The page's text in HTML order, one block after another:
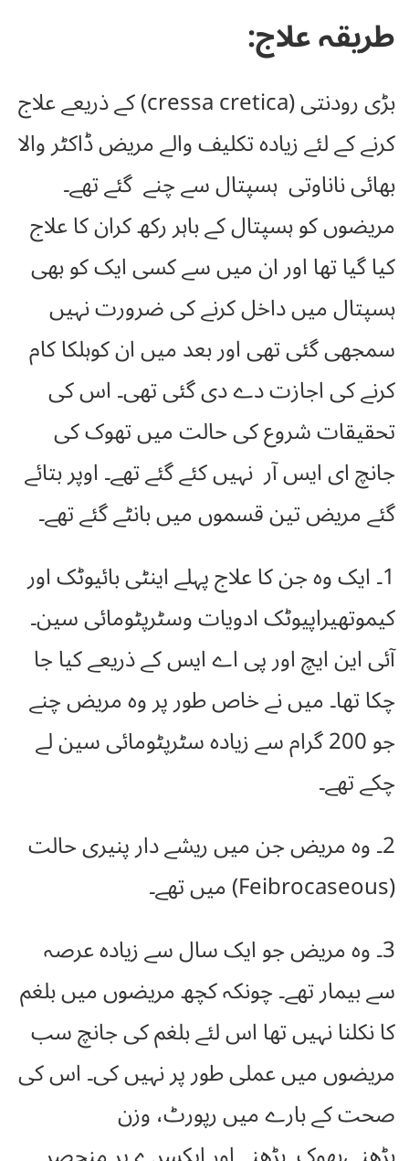
طریقہ علاج:
بڑی رودنتی (cressa cretica) کے ذریعے علاج
کرنے کے لئے زیادہ تکلیف والے مریض ڈاکٹر والا
بھائی ناناوتی ہسپتال سے چنے گئے تھے۔
مریضوں کو ہسپتال کے باہر رکھ کران کا علاج
کیا گیا تھا اور ان میں سے کسی ایک کو بھی
ہسپتال میں داخل کرنے کی ضرورت نہیں
سمجھی گئی تھی اور بعد میں ان کوہلکا کام
کرنے کی اجازت دے دی گئی تھی۔ اس کی
تحقیقات شروع کی حالت میں تھوک کی
جانچ ای ایس آر نہیں کئے گئے تھے۔ اوپر بتائے
گئے مریض تین قسموں میں بانٹے گئے تھے۔
1۔ ایک وہ جن کا علاج پہلے اینٹی بائیوٹک اور
کیموتھیراپیوٹک ادویات وسٹرپٹومائی سین۔
آئی این ایچ اور پی اے ایس کے ذریعے کیا جا
چکا تھا۔ میں نے خاص طور پر وہ مریض چنے
جو 200 گرام سے زیادہ سٹرپٹومائی سین لے
چکے تھے۔
2۔ وہ مریض جن میں ریشے دار پنیری حالت
(Feibrocaseous) میں تھے۔
3۔ وہ مریض جو ایک سال سے زیادہ عرصہ
سے بیمار تھے۔ چونکہ کچھ مریضوں میں بلغم
کا نکلنا نہیں تھا اس لئے بلغم کی جانچ سب
مریضوں میں عملی طور پر نہیں کی۔ اس کی
صحت کے بارے میں رپورٹ، وزن